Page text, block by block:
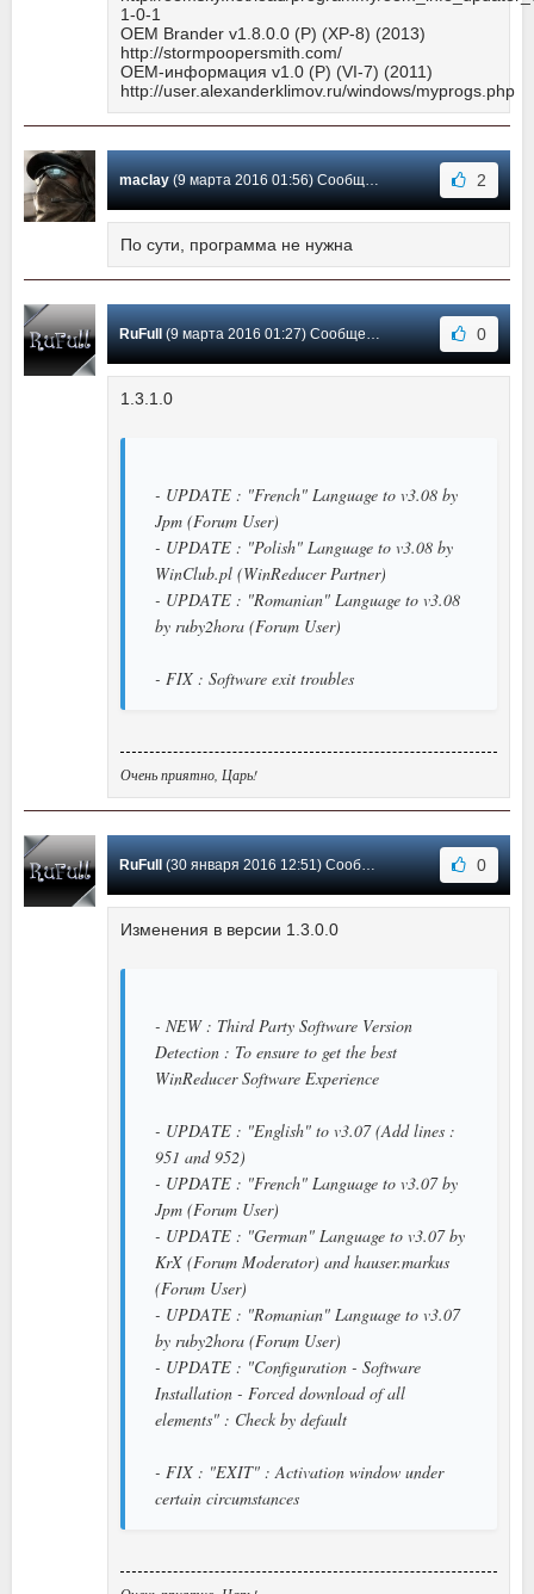
1-0-1
OEM Brander v1.8.0.0 (P) (XP-8) (2013)
http://stormpoopersmith.com/
OEM-информация v1.0 (P) (VI-7) (2011)
http://user.alexanderklimov.ru/windows/myprogs.php
maclay(9 марта 2016 01:56) Сообщение #13 2
По сути, программа не нужна
RuFull(9 марта 2016 01:27) Сообщение #12 0
1.3.1.0
- UPDATE : "French" Language to v3.08 by
Jpm (Forum User)
- UPDATE : "Polish" Language to v3.08 by
WinClub.pl (WinReducer Partner)
- UPDATE : "Romanian" Language to v3.08
by ruby2hora (Forum User)
- FIX : Software exit troubles
Очень приятно, Царь!
RuFull(30 января 2016 12:51) Сообщение #11 0
Изменения в версии 1.3.0.0
- NEW : Third Party Software Version
Detection : To ensure to get the best
WinReducer Software Experience
- UPDATE : "English" to v3.07 (Add lines :
951 and 952)
- UPDATE : "French" Language to v3.07 by
Jpm (Forum User)
- UPDATE : "German" Language to v3.07 by
KrX (Forum Moderator) and hauser.markus
(Forum User)
- UPDATE : "Romanian" Language to v3.07
by ruby2hora (Forum User)
- UPDATE : "Configuration - Software
Installation - Forced download of all
elements" : Check by default
- FIX : "EXIT" : Activation window under
certain circumstances